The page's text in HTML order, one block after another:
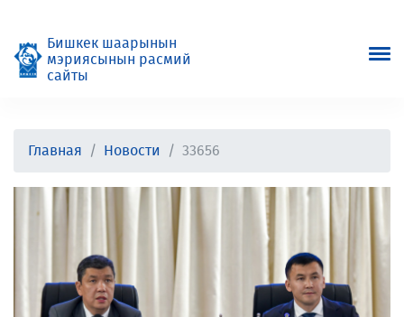
Бишкек шаарынын
мэриясынын расмий
сайты
Главная Новости 33656